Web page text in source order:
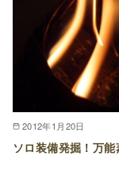
2012年1月20日
ソロ装備発掘！万能